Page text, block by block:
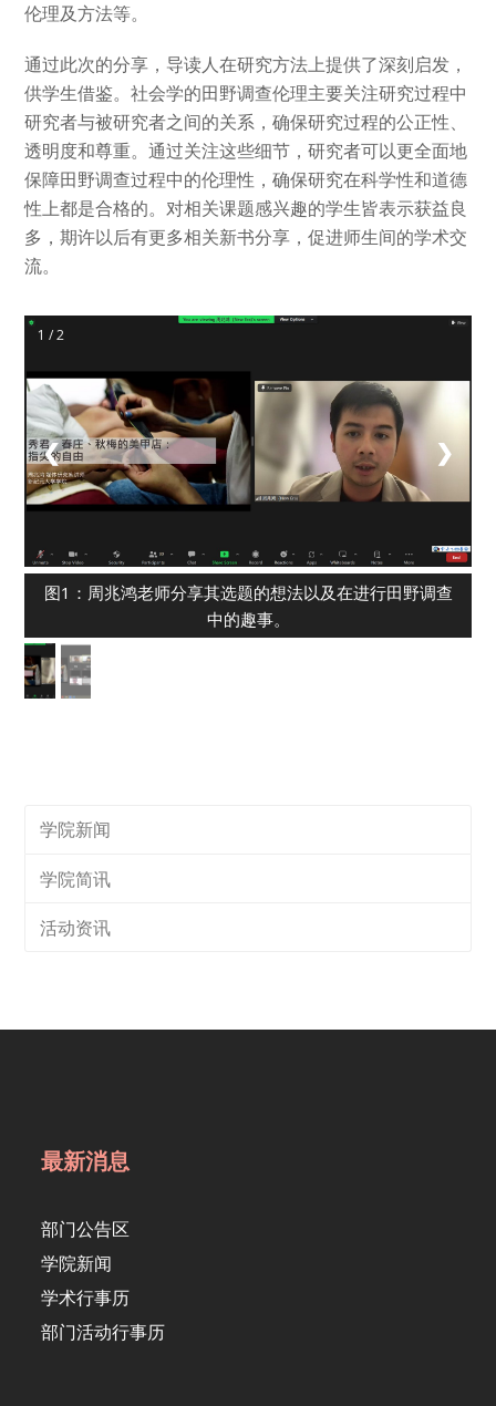
伦理及方法等。
通过此次的分享，导读人在研究方法上提供了深刻启发，
供学生借鉴。社会学的田野调查伦理主要关注研究过程中
研究者与被研究者之间的关系，确保研究过程的公正性、
透明度和尊重。通过关注这些细节，研究者可以更全面地
保障田野调查过程中的伦理性，确保研究在科学性和道德
性上都是合格的。对相关课题感兴趣的学生皆表示获益良
多，期许以后有更多相关新书分享，促进师生间的学术交
流。
1 / 2
❮ ❯
图1：周兆鸿老师分享其选题的想法以及在进行田野调查
中的趣事。
学院新闻
学院简讯
活动资讯
最新消息
部门公告区
学院新闻
学术行事历
部门活动行事历